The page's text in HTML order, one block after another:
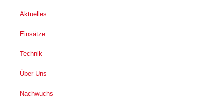
Aktuelles
Einsätze
Technik
Über Uns
Nachwuchs